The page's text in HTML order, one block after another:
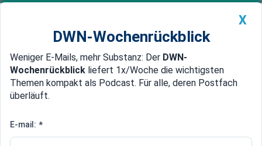
Newsticker MEIN DWN: Geldanlage Premium
Edelmetalle DWN-Magazin China
Nach Problemen mit Libra
X
DWN-Wochenrückblick
Weniger E-Mails, mehr Substanz: Der DWN-
Wochenrückblick liefert 1x/Woche die wichtigsten
Themen kompakt als Podcast. Für alle, deren Postfach
überläuft.
E-mail: *